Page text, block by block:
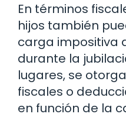
En términos
hijos también
carga impositiva
durante la
lugares, se
fiscales o
en función de la